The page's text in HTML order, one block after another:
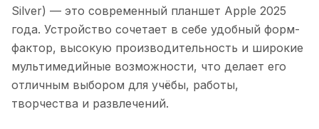
Silver) — это современный планшет Apple 2025
года. Устройство сочетает в себе удобный форм-
фактор, высокую производительность и широкие
мультимедийные возможности, что делает его
отличным выбором для учёбы, работы,
творчества и развлечений.